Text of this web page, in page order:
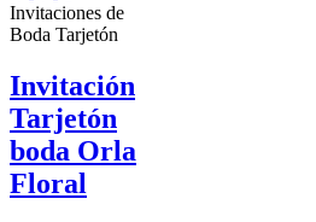
Invitaciones de
Boda Tarjetón
Invitación
Tarjetón
boda Orla
Floral